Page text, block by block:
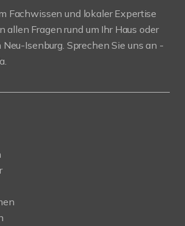
Fachwissen und lokaler Expertise
allen Fragen rund um Ihr Haus oder
Isenburg. Sprechen Sie uns an -